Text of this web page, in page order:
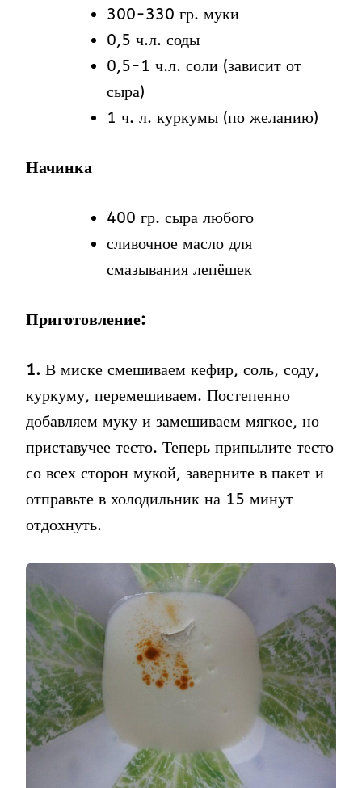
300-330 гр. муки
0,5 ч.л. соды
0,5-1 ч.л. соли (зависит от
сыра)
1 ч. л. куркумы (по желанию)
Начинка
400 гр. сыра любого
сливочное масло для
смазывания лепёшек
Приготовление:
1. В миске смешиваем кефир, соль, соду,
куркуму, перемешиваем. Постепенно
добавляем муку и замешиваем мягкое, но
приставучее тесто. Теперь припылите тесто
со всех сторон мукой, заверните в пакет и
отправьте в холодильник на 15 минут
отдохнуть.